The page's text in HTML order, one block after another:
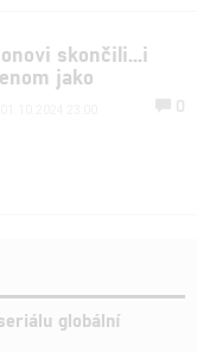
skončili...i
jako
0
globální